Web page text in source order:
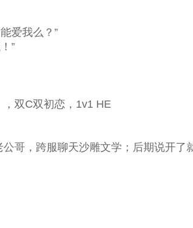
爱我么？”
”
双C双初恋，1v1 HE
哥，跨服聊天沙雕文学；后期说开了